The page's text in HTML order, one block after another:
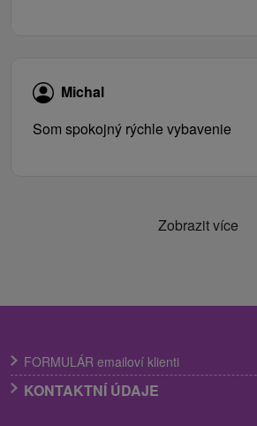
Michal
Som spokojný rýchle vybavenie
Zobrazit více
FORMULÁR emailoví klienti
KONTAKTNÍ ÚDAJE